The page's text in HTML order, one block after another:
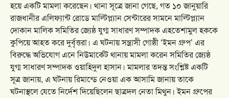
হয়ে একটি মামলা করেছেন। থানা সূত্রে জানা গেছে, গত ১০ জানুয়ারি
রাজধানীর এলিফ্যান্ট রোডে মাল্টিপ্ল্যান সেন্টারের সামনে মাল্টিপ্ল্যান
দোকান মালিক সমিতির জ্যেষ্ঠ যুগ্ম সাধারণ সম্পাদক এহতেশামুল হককে
কুপিয়ে আহত করে দুর্বৃত্তরা। এ ঘটনায় সন্ত্রাসী গোষ্ঠী ‘ইমন গ্রুপ’ এর
বিরুদ্ধে অভিযোগ এনে নিউমার্কেট থানায় মামলা করেন সমিতির জ্যেষ্ঠ
যুগ্ম সাধারণ সম্পাদক ওয়াহিদুল হাসান। মামলার তদন্ত সংশ্লিষ্ট একটি
সূত্র জানায়, এ ঘটনায় রিমান্ডে নেওয়া এক আসামি জানায় তাকে
ঘটনাস্থলে যেতে নির্দেশ দিয়েছিলেন ছাত্রদল নেতা মিথুন। ইমন গ্রুপের